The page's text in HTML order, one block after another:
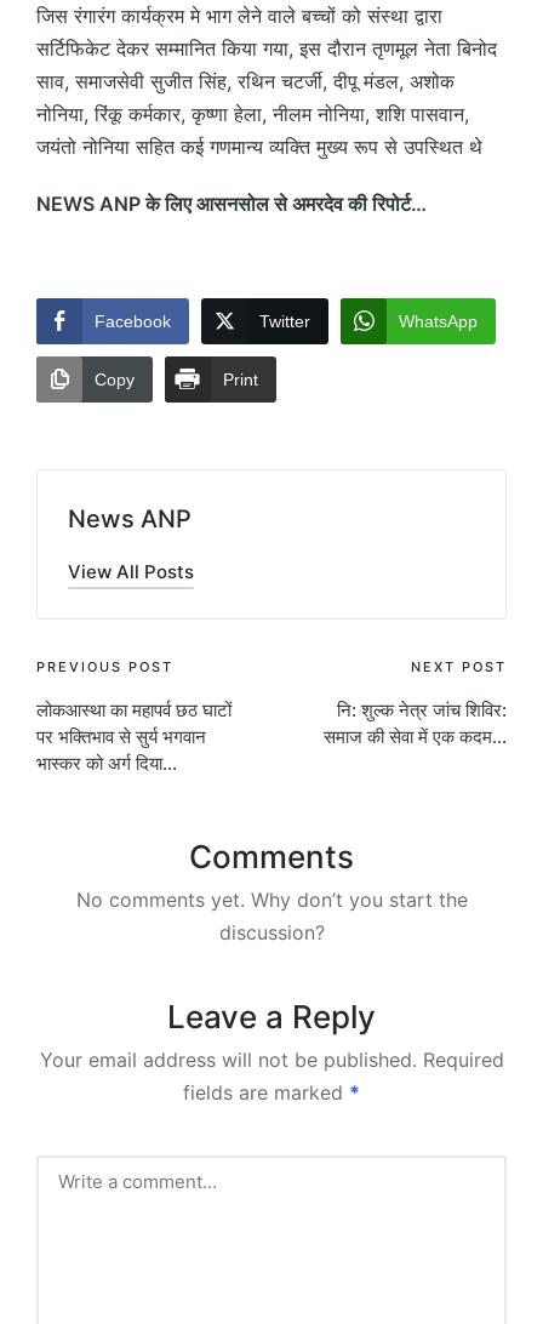
जिस रंगारंग कार्यक्रम मे भाग लेने वाले बच्चों को संस्था द्वारा
सर्टिफिकेट देकर सम्मानित किया गया, इस दौरान तृणमूल नेता बिनोद
साव, समाजसेवी सुजीत सिंह, रथिन चटर्जी, दीपू मंडल, अशोक
नोनिया, रिंकू कर्मकार, कृष्णा हेला, नीलम नोनिया, शशि पासवान,
जयंतो नोनिया सहित कई गणमान्य व्यक्ति मुख्य रूप से उपस्थित थे
NEWS ANP के लिए आसनसोल से अमरदेव की रिपोर्ट…
Facebook Twitter WhatsApp
Copy Print
News ANP
View All Posts
Post
navigation
PREVIOUS POST
लोकआस्था का महापर्व छठ घाटों
पर भक्तिभाव से सुर्य भगवान
भास्कर को अर्ग दिया…
NEXT POST
नि: शुल्क नेत्र जांच शिविर:
समाज की सेवा में एक कदम…
Comments
No comments yet. Why don’t you start the
discussion?
Leave a Reply
Your email address will not be published. Required
fields are marked *